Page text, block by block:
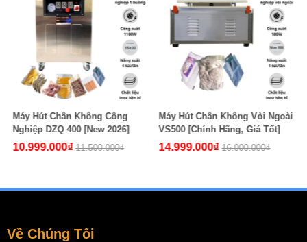
Máy Hút Chân Không Công
Nghiệp DZQ 400 [New 2026]
10.999.000₫ 11.500.000₫
Máy Hút Chân Không Vòi Ngoài
VS500 [Chính Hãng, Giá Tốt]
14.999.000₫ 16.000.000₫
Về Chúng Tôi